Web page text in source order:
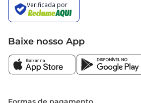
Baixe nosso App